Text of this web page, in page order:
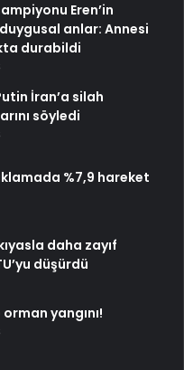
Eren’in
anlar: Annesi
durabildi
İran’a silah
söyledi
%7,9 hareket
daha zayıf
düşürdü
yangını!